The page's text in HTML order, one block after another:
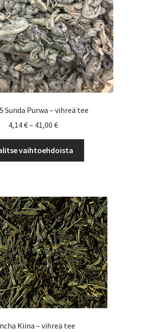
Sunda Purwa – vihreä tee
4,14€– 41,00 €Hintaluokka:
4,14 €
-
41,00 €
vaihtoehdoista
muunnelma.
Voit
tehdä
valinnat
tuotteen
sivulla.
Kiina – vihreä tee